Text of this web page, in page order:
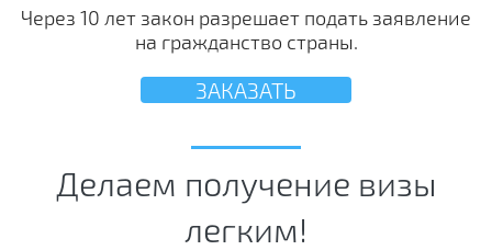
Через 10 лет закон разрешает подать заявление
на гражданство страны.
ЗАКАЗАТЬ
Делаем получение визы
легким!